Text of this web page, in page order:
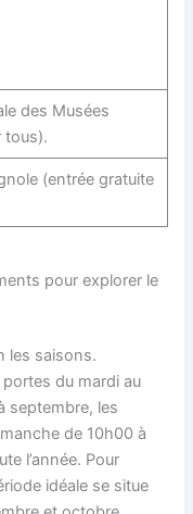
des Musées
tous).
(entrée gratuite
pour explorer le
les saisons.
portes du mardi au
septembre, les
de 10h00 à
l’année. Pour
idéale se situe